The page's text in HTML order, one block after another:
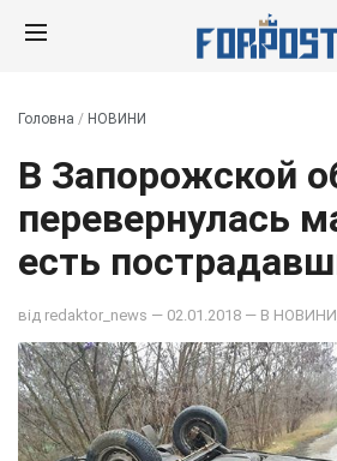
Головна / НОВИНИ
В Запорожской
перевернулась
есть
від redaktor_news — 02.01.2018 — В НОВИНИ